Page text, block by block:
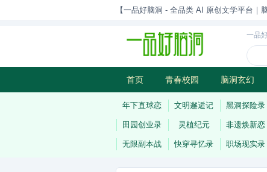
【一品好脑洞 - 全品类 AI 原创文学平台｜
一品
首页 青春校园 脑洞玄幻
历史权谋 武侠江湖 灵异志怪
年下直球恋 文明邂逅记 黑洞探险录
田园创业录 灵植纪元 非遗焕新恋
无限副本战 快穿寻忆录 职场现实录